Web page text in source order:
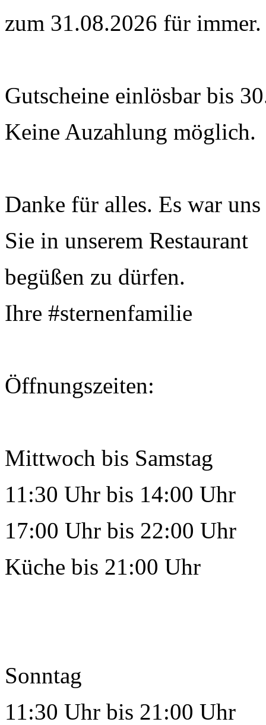
zum 31.08.2026 für immer.
Gutscheine einlösbar bis
Keine Auzahlung möglich.
Danke für alles. Es war
Sie in unserem Restaurant
begüßen zu dürfen.
Ihre #sternenfamilie
Öffnungszeiten:
Mittwoch bis Samstag
11:30 Uhr bis 14:00 Uhr
17:00 Uhr bis 22:00 Uhr
Küche bis 21:00 Uhr
Sonntag
11:30 Uhr bis 21:00 Uhr